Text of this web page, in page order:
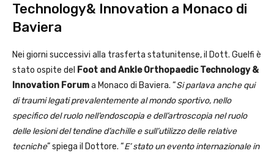
Technology& Innovation a Monaco di
Baviera
Nei giorni successivi alla trasferta statunitense, il Dott. Guelfi è
stato ospite del Foot and Ankle Orthopaedic Technology &
Innovation Foruma Monaco di Baviera. “Si parlava anche qui
di traumi legati prevalentemente al mondo sportivo, nello
specifico del ruolo nell’endoscopia e dell’artroscopia nel ruolo
delle lesioni del tendine d’achille e sull’utilizzo delle relative
tecniche” spiega il Dottore. “E’ stato un evento internazionale in